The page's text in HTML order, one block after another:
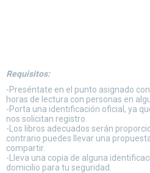
Requisitos:
-Preséntate en el punto asignado
horas de lectura con personas en
-Porta una identificación oficial, ya
nos solicitan registro.
-Los libros adecuados serán
contrario puedes llevar una
compartir.
-Lleva una copia de alguna
domicilio para tu seguridad.